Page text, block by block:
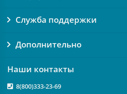
Служба поддержки
Дополнительно
Наши контакты
8(800)333-23-69